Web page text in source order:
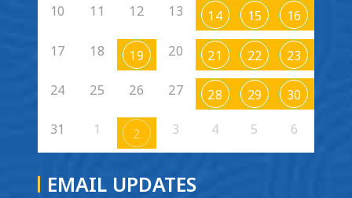
10 11 12 13 14 15 16
17 18 19 20 21 22 23
24 25 26 27 28 29 30
31 1 2 3 4 5 6
EMAIL UPDATES